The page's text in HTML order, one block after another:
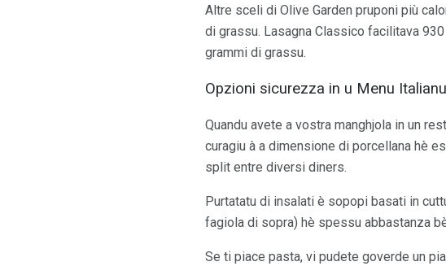
Altre sceli di Olive Garden pruponi più
di grassu. Lasagna Classico facilitava
grammi di grassu.
Opzioni sicurezza in u Menu Italianu
Quandu avete a vostra manghjola in un
curagiu à a dimensione di porcellana hè
split entre diversi diners.
Purtatatu di insalati è sopopi basati in
fagiola di sopra) hè spessu abbastanza
Se ti piace pasta, vi pudete goverde un